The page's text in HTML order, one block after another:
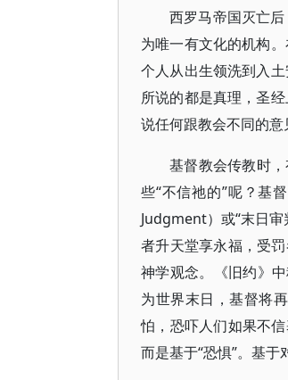
西罗马帝国灭亡
为唯一有文化的机构
个人从出生领洗到入
所说的都是真理，圣
说任何跟教会不同的意
基督教会传教时
些“不信祂的”呢？基
Judgment）或“末日
者升天堂享永福，受
神学观念。《旧约》
为世界末日，基督将
怕，恐吓人们如果不
而是基于“恐惧”。基于